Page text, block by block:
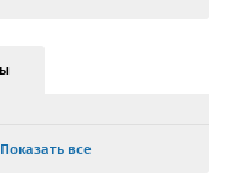
Показать все